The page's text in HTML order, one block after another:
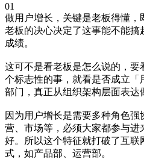
01
做用户增长，关键是老板得懂，
老板的决心决定了这事能不能搞
成绩。
这可不是看老板是怎么说的，
个标志性的事，就看是否成立
部门，真正从组织架构层面表达
因为用户增长是需要多种角色
营、市场等，必须大家都参与
好。所以这个特征就打破了互
式，如产品部、运营部。